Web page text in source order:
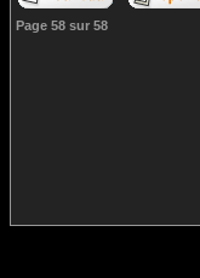
Page 58 sur 58